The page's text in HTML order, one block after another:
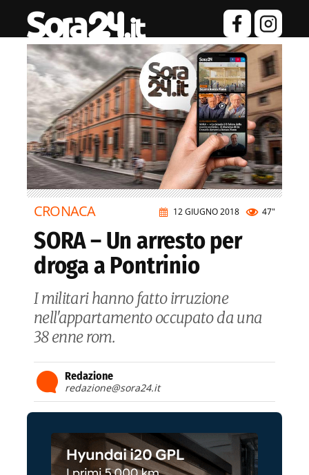
12 GIUGNO 2018 47"
CRONACA
SORA – Un arresto per
droga a Pontrinio
I militari hanno fatto irruzione
nell'appartamento occupato da una
38 enne rom.
Redazione
redazione@sora24.it